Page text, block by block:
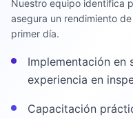
Nuestro equipo identifica
asegura un rendimiento
primer día.
Implementación en
experiencia en
Capacitación